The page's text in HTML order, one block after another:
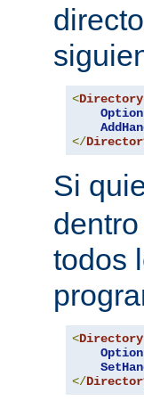
<Directory
</
Si
todos
<Directory
</